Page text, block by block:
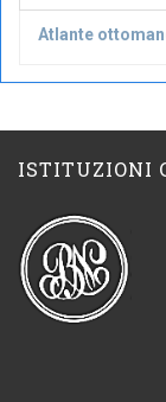
Atlante
ISTITUZIONI